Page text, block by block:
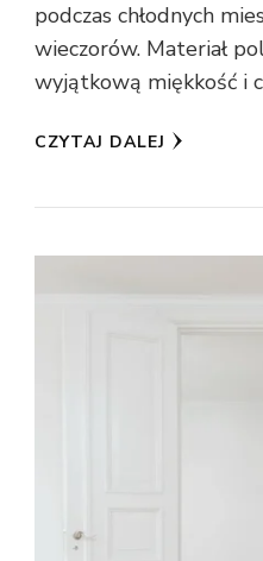
podczas chłodnych
wieczorów. Materiał
wyjątkową miękkość i
CZYTAJ DALEJ